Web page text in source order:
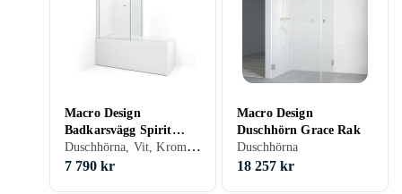
Macro Design
Badkarsvägg Spirit
Hörna 68x83
Duschhörna, Vit, Krom, Ofärgat (klart glas)
7 790 kr
Macro Design
Duschhörn Grace Rak
Duschhörna
18 257 kr